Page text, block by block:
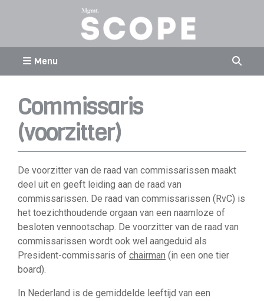
Menu
Commissaris
(voorzitter)
De voorzitter van de raad van commissarissen maakt
deel uit en geeft leiding aan de raad van
commissarissen. De raad van commissarissen (RvC) is
het toezichthoudende orgaan van een naamloze of
besloten vennootschap. De voorzitter van de raad van
commissarissen wordt ook wel aangeduid als
President-commissaris of chairman (in een one tier
board).
In Nederland is de gemiddelde leeftijd van een